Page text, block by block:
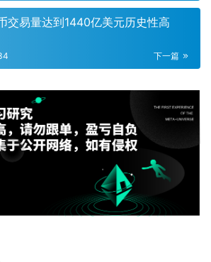
交易量达到1440亿美元历史性高
下一篇